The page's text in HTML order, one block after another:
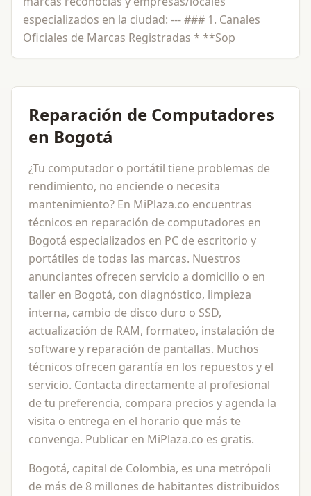
especializados en la ciudad: --- ### 1. Canales
Oficiales de Marcas Registradas * **Sop
Reparación de Computadores
en Bogotá
¿Tu computador o portátil tiene problemas de
rendimiento, no enciende o necesita
mantenimiento? En MiPlaza.co encuentras
técnicos en reparación de computadores en
Bogotá especializados en PC de escritorio y
portátiles de todas las marcas. Nuestros
anunciantes ofrecen servicio a domicilio o en
taller en Bogotá, con diagnóstico, limpieza
interna, cambio de disco duro o SSD,
actualización de RAM, formateo, instalación de
software y reparación de pantallas. Muchos
técnicos ofrecen garantía en los repuestos y el
servicio. Contacta directamente al profesional
de tu preferencia, compara precios y agenda la
visita o entrega en el horario que más te
convenga. Publicar en MiPlaza.co es gratis.
Bogotá, capital de Colombia, es una metrópoli
de más de 8 millones de habitantes distribuidos